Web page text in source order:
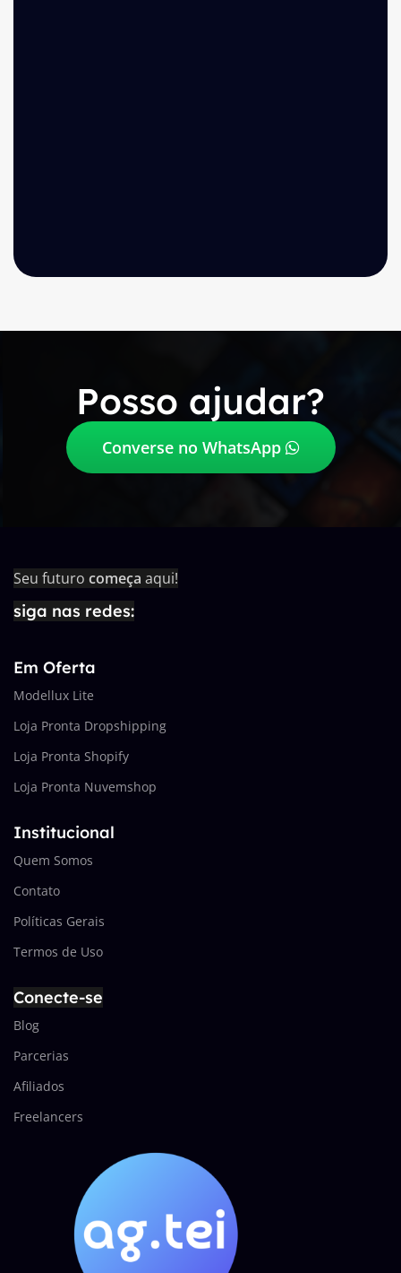
Posso ajudar?
Converse no WhatsApp
Seu futuro começa aqui!
siga nas redes:
Em Oferta
Modellux Lite
Loja Pronta Dropshipping
Loja Pronta Shopify
Loja Pronta Nuvemshop
Institucional
Quem Somos
Contato
Políticas Gerais
Termos de Uso
Conecte-se
Blog
Parcerias
Afiliados
Freelancers